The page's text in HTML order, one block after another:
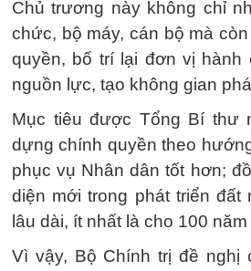
Chủ trương này không chỉ
chức, bộ máy, cán bộ mà
quyền, bố trí lại đơn vị hành
nguồn lực, tạo không gian
Mục tiêu được Tổng Bí thư
dựng chính quyền theo
phục vụ Nhân dân tốt hơn;
diện mới trong phát triển
lâu dài, ít nhất là cho 100 năm
Vì vậy, Bộ Chính trị đề nghị